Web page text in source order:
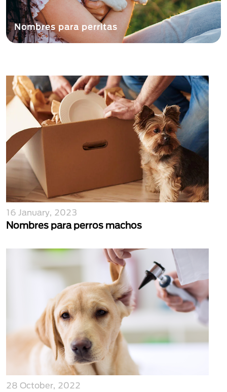
Nombres para perritas
16 January, 2023
Nombres para perros machos
28 October, 2022